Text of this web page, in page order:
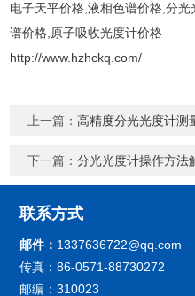
电子天平价格 ,液相色谱价格 ,分光
谱价格 原子吸收光度计价格
http://www.hzhckq.com/
上一篇：高精度分光光度计测
下一篇：分光光度计操作方法
联系方式
邮件： 1337636722@qq.com
传真：86-0571-88730272
邮编：310023